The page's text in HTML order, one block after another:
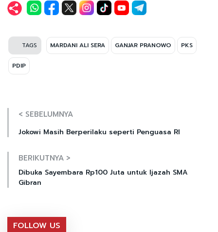
TAGS MARDANI ALI SERA GANJAR PRANOWO PKS
PDIP
< SEBELUMNYA
Jokowi Masih Berperilaku seperti Penguasa RI
BERIKUTNYA >
Dibuka Sayembara Rp100 Juta untuk Ijazah SMA
Gibran
FOLLOW US